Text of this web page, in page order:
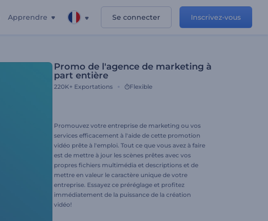
Apprendre Se connecter Inscrivez-vous
Promo de l'agence de marketing à
part entière
220K+ Exportations Flexible
Promouvez votre entreprise de marketing ou vos
services efficacement à l'aide de cette promotion
vidéo prête à l'emploi. Tout ce que vous avez à faire
est de mettre à jour les scènes prêtes avec vos
propres fichiers multimédia et descriptions et de
mettre en valeur le caractère unique de votre
entreprise. Essayez ce préréglage et profitez
immédiatement de la puissance de la création
vidéo!